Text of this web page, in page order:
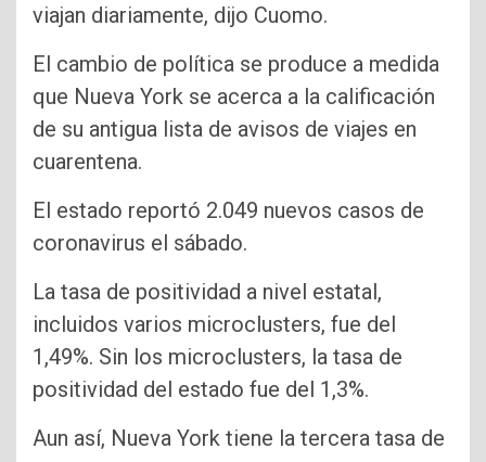
viajan diariamente, dijo Cuomo.
El cambio de política se produce a medida
que Nueva York se acerca a la calificación
de su antigua lista de avisos de viajes en
cuarentena.
El estado reportó 2.049 nuevos casos de
coronavirus el sábado.
La tasa de positividad a nivel estatal,
incluidos varios microclusters, fue del
1,49%. Sin los microclusters, la tasa de
positividad del estado fue del 1,3%.
Aun así, Nueva York tiene la tercera tasa de